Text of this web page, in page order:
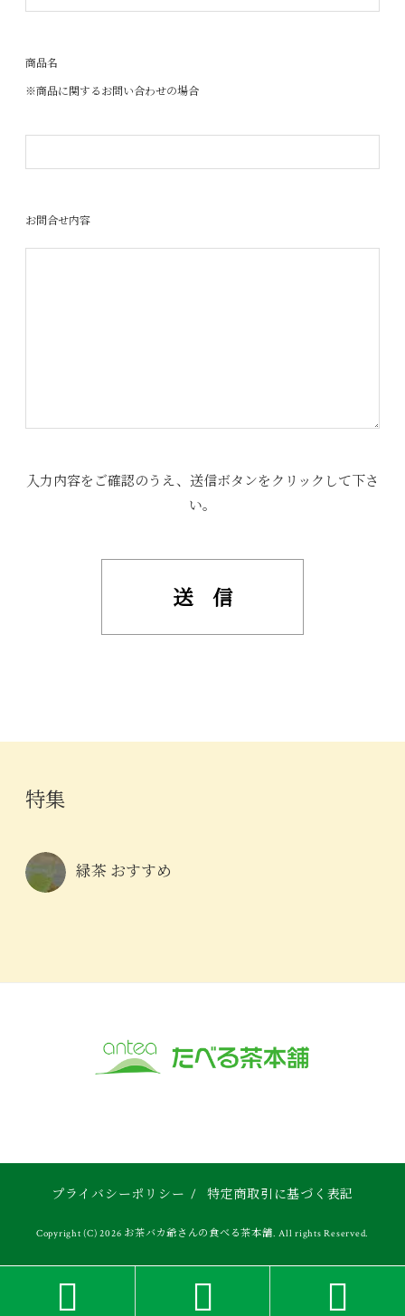
商品名
※商品に関するお問い合わせの場合
お問合せ内容
入力内容をご確認のうえ、送信ボタンをクリックして下さ
い。
特集
緑茶 おすすめ
プライバシーポリシー / 特定商取引に基づく表記
Copyright (C) 2026 お茶バカ爺さんの食べる茶本舗. All rights Reserved.
  